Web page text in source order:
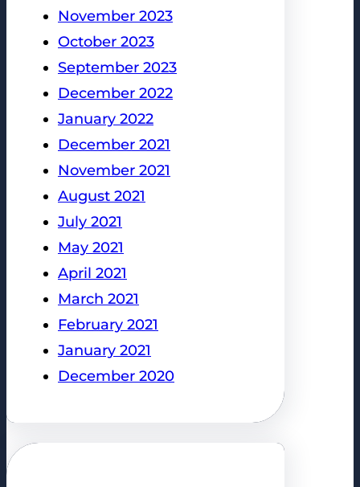
November 2023
October 2023
September 2023
December 2022
January 2022
December 2021
November 2021
August 2021
July 2021
May 2021
April 2021
March 2021
February 2021
January 2021
December 2020